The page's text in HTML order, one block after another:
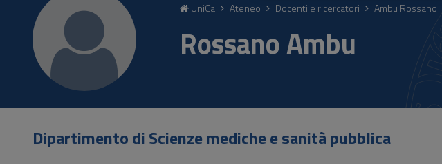
Contenuto
navigazione
UniCa Ateneo Docenti e ricercatori Ambu Rossano
Rossano Ambu
Dipartimento di Scienze mediche e sanità pubblica